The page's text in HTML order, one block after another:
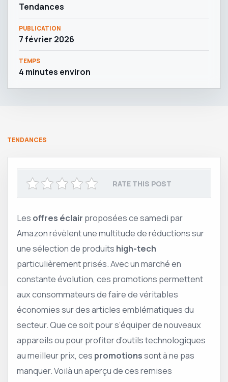
Tendances
PUBLICATION
7 février 2026
TEMPS
4 minutes environ
TENDANCES
RATE THIS POST
Les offres éclair proposées ce samedi par
Amazon révèlent une multitude de réductions sur
une sélection de produits high-tech
particulièrement prisés. Avec un marché en
constante évolution, ces promotions permettent
aux consommateurs de faire de véritables
économies sur des articles emblématiques du
secteur. Que ce soit pour s’équiper de nouveaux
appareils ou pour profiter d’outils technologiques
au meilleur prix, ces promotionssont à ne pas
manquer. Voilà un aperçu de ces remises